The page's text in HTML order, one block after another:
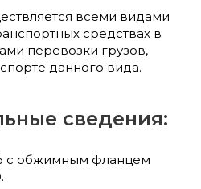
всеми видами
средствах в
перевозки грузов,
данного вида.
сведения:
с обжимным фланцем